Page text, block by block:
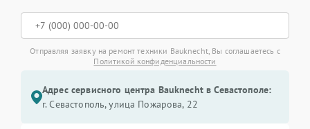
Отправляя заявку на ремонт техники Bauknecht, Вы соглашаетесь с
Политикой конфиденциальности
Адрес сервисного центра Bauknecht в Севастополе:
г. Севастополь, улица Пожарова, 22